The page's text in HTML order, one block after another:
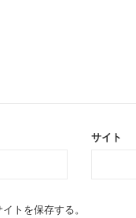
サイト
トを保存する。